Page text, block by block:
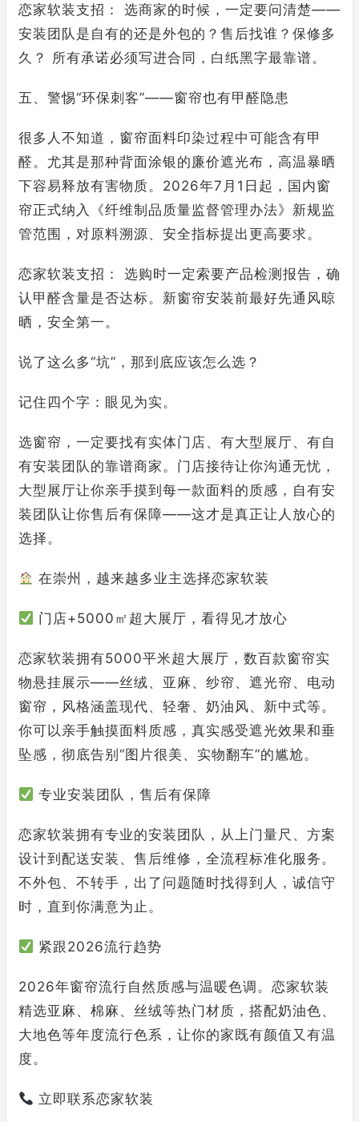
恋家软装支招： 选商家的时候，一定要问清楚——
安装团队是自有的还是外包的？售后找谁？保修多
久？ 所有承诺必须写进合同，白纸黑字最靠谱。
五、警惕“环保刺客”——窗帘也有甲醛隐患
很多人不知道，窗帘面料印染过程中可能含有甲
醛。尤其是那种背面涂银的廉价遮光布，高温暴晒
下容易释放有害物质。2026年7月1日起，国内窗
帘正式纳入《纤维制品质量监督管理办法》新规监
管范围，对原料溯源、安全指标提出更高要求。
恋家软装支招： 选购时一定索要产品检测报告，确
认甲醛含量是否达标。新窗帘安装前最好先通风晾
晒，安全第一。
说了这么多“坑”，那到底应该怎么选？
记住四个字：眼见为实。
选窗帘，一定要找有实体门店、有大型展厅、有自
有安装团队的靠谱商家。门店接待让你沟通无忧，
大型展厅让你亲手摸到每一款面料的质感，自有安
装团队让你售后有保障——这才是真正让人放心的
选择。
在崇州，越来越多业主选择恋家软装
门店+5000㎡超大展厅，看得见才放心
恋家软装拥有5000平米超大展厅，数百款窗帘实
物悬挂展示——丝绒、亚麻、纱帘、遮光帘、电动
窗帘，风格涵盖现代、轻奢、奶油风、新中式等。
你可以亲手触摸面料质感，真实感受遮光效果和垂
坠感，彻底告别“图片很美、实物翻车”的尴尬。
专业安装团队，售后有保障
恋家软装拥有专业的安装团队，从上门量尺、方案
设计到配送安装、售后维修，全流程标准化服务。
不外包、不转手，出了问题随时找得到人，诚信守
时，直到你满意为止。
紧跟2026流行趋势
2026年窗帘流行自然质感与温暖色调。恋家软装
精选亚麻、棉麻、丝绒等热门材质，搭配奶油色、
大地色等年度流行色系，让你的家既有颜值又有温
度。
立即联系恋家软装